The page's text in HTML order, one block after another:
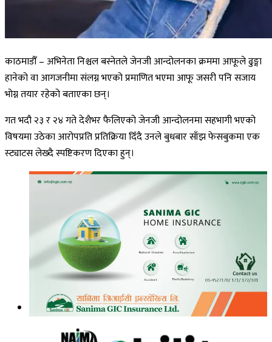
काठमाडौँ – अभिनेता निश्चल बस्नेतले जेनजी आन्दोलनका क्रममा आफूले ढुङ्गा
हानेको वा आगजनीमा संलग्न भएको प्रमाणित भएमा आफू जसरी पनि सजाय
भोग्न तयार रहेको बताएका छन्।
गत भदौ २३ र २४ गते देशैभर फैलिएको जेनजी आन्दोलनमा सहभागी भएको
विषयमा उठेका आरोपप्रति प्रतिक्रिया दिँदै उनले बुधबार साँझ फेसबुकमा एक
स्ट्याटस लेख्दै स्पष्टिकरण दिएका हुन्।